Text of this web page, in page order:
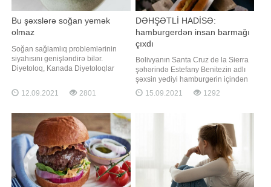
Bu şəxslərə soğan yemək
olmaz
Soğan sağlamlıq problemlərinin
siyahısını genişləndirə bilər.
Diyetoloq, Kanada Diyetoloqlar
bu barədə danışıb. O bildirib ki,
soğan xüsusilə mədə-bağırsaq
ola bilər. N.Nefedova "Sputnik"
radiosuna verdiyi müsahibədə qey
12.09.2021 2801
DƏHŞƏTLİ HADİSƏ:
hamburgerdən insan barmağı
çıxdı
Bolivyanın Santa Cruz de la Sierra
şəhərində Estefany Benitezin adlı
şəxsin yediyi hamburgerin içindən
insan barmağı çıxıb. Bildirilib ki, o,
dərhal istehsalçıya şikayət edib.
öncə "Facebook"da, sonra
beynəlxalq mətbuata açıqlayan
15.09.2021 1292